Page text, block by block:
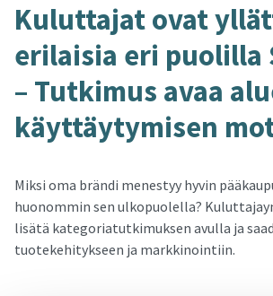
Ku­lut­ta­jat ovat
eri­lai­sia eri puo­lil­la
– Tut­ki­mus avaa
käyt­täy­ty­mi­sen
Miksi oma brändi menestyy hyvin
huonommin sen ulkopuolella?
lisätä kategoriatutkimuksen avulla ja
tuotekehitykseen ja markkinointiin.